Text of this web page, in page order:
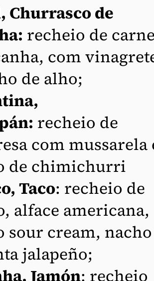
Churrasco de
recheio de
com
de alho;
recheio de
com mussarela
de chimichurri
Taco: recheio de
alface americana,
sour cream,
jalapeño;
Jamón: recheio